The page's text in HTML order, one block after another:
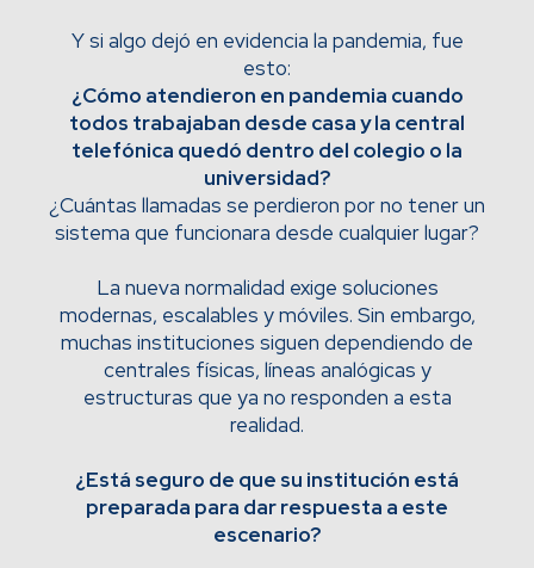
Y si algo dejó en evidencia la pandemia, fue
esto:
¿Cómo atendieron en pandemia cuando
todos trabajaban desde casa y la central
telefónica quedó dentro del colegio o la
universidad?
¿Cuántas llamadas se perdieron por no tener un
sistema que funcionara desde cualquier lugar?
La nueva normalidad exige soluciones
modernas, escalables y móviles. Sin embargo,
muchas instituciones siguen dependiendo de
centrales físicas, líneas analógicas y
estructuras que ya no responden a esta
realidad.
¿Está seguro de que su institución está
preparada para dar respuesta a este
escenario?